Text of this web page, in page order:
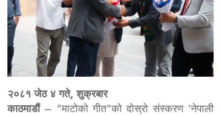
२०८१ जेठ ४ गते, शुक्रबार
काठमाडौं– "माटोको गीत"को दोस्रो संस्करण ‘नेपाली